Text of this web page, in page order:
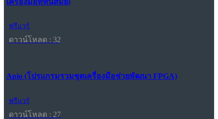
เครื่องมือที่ทันสมัย)
ฟรีแวร์
ดาวน์โหลด : 32
Apio (โปรแกรมรวมชุดเครื่องมือช่วยพัฒนา FPGA)
ฟรีแวร์
ดาวน์โหลด : 27